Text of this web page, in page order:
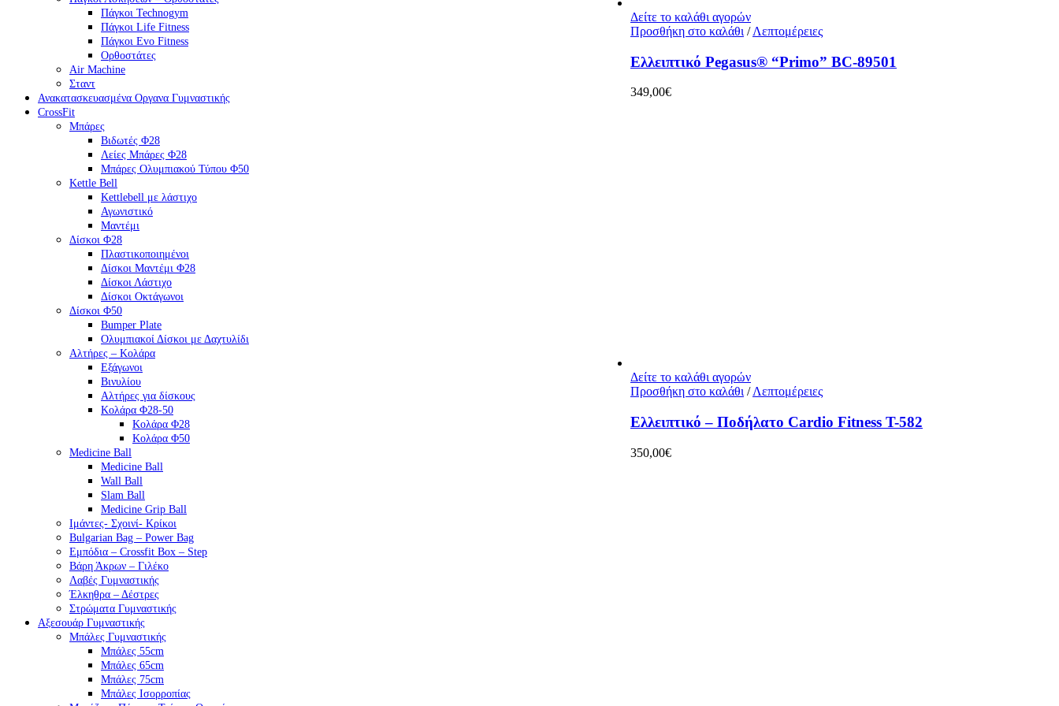
Δείτε το καλάθι αγορών
Προσθήκη στο καλάθι / Λεπτομέρειες
Ελλειπτικό Pegasus® “Primo” BC‑89501
349,00€
Δείτε το καλάθι αγορών
Προσθήκη στο καλάθι/Λεπτομέρειες
Ελλειπτικό – Ποδήλατο Cardio Fitness T-582
350,00€
Πάγκοι Technogym
Πάγκοι Life Fitness
Πάγκοι Evo Fitness
Ορθοστάτες
Air Machine
Σταντ
Ανακατασκευασμένα Οργανα Γυμναστικής
CrossFit
Μπάρες
Βιδωτές Φ28
Λείες Μπάρες Φ28
Μπάρες Ολυμπιακού Τύπου Φ50
Kettle Bell
Kettlebell με λάστιχο
Αγωνιστικό
Μαντέμι
Δίσκοι Φ28
Πλαστικοποιημένοι
Δίσκοι Μαντέμι Φ28
Δίσκοι Λάστιχο
Δίσκοι Οκτάγωνοι
Δίσκοι Φ50
Bumper Plate
Ολυμπιακοί Δίσκοι με Δαχτυλίδι
Αλτήρες – Κολάρα
Εξάγωνοι
Βινυλίου
Αλτήρες για δίσκους
Κολάρα Φ28-50
Κολάρα Φ28
Κολάρα Φ50
Medicine Ball
Medicine Ball
Wall Ball
Slam Ball
Medicine Grip Ball
Ιμάντες- Σχοινί- Κρίκοι
Bulgarian Bag – Power Bag
Εμπόδια – Crossfit Box – Step
Βάρη Άκρων – Γιλέκο
Λαβές Γυμναστικής
Έλκηθρα – Δέστρες
Στρώματα Γυμναστικής
Αξεσουάρ Γυμναστικής
Μπάλες Γυμναστικής
Μπάλες 55cm
Μπάλες 65cm
Μπάλες 75cm
Μπάλες Ισορροπίας